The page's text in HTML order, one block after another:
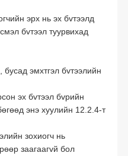
эрх нь эх бvтээлд
бvтээл туурвихад
эмхтгэл бvтээлийн
эх бvтээл бvрийн
энэ хуулийн 12.2.4-т
зохиогч нь
заагаагvй бол